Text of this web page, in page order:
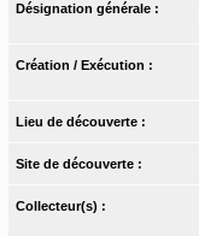
Désignation générale :
Création / Exécution :
Lieu de découverte :
Site de découverte :
Collecteur(s) :